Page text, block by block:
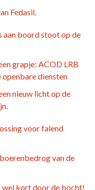
Fedasil.
boord stoot op de
grapje: ACOD LRB
diensten
nieuw licht op de
voor falend
van de
wel kort door de bocht!